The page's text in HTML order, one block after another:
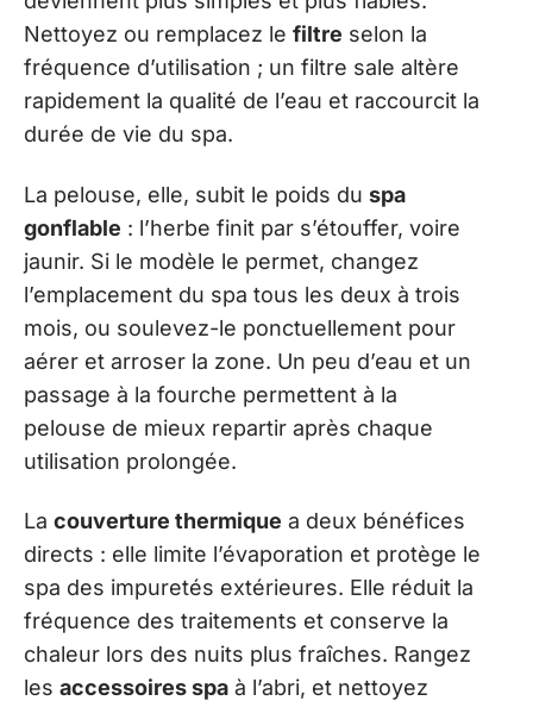
Nettoyez ou remplacez le filtre selon la
fréquence d’utilisation ; un filtre sale altère
rapidement la qualité de l’eau et raccourcit la
durée de vie du spa.
La pelouse, elle, subit le poids du spa
gonflable : l’herbe finit par s’étouffer, voire
jaunir. Si le modèle le permet, changez
l’emplacement du spa tous les deux à trois
mois, ou soulevez-le ponctuellement pour
aérer et arroser la zone. Un peu d’eau et un
passage à la fourche permettent à la
pelouse de mieux repartir après chaque
utilisation prolongée.
La couverture thermique a deux bénéfices
directs : elle limite l’évaporation et protège le
spa des impuretés extérieures. Elle réduit la
fréquence des traitements et conserve la
chaleur lors des nuits plus fraîches. Rangez
les accessoires spa à l’abri, et nettoyez